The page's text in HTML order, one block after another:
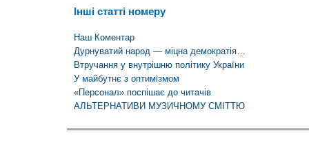
Інші статті номеру
Наш Коментар
Дурнуватий народ — міцна демократія…
Втручання у внутрішню політику України
У майбутнє з оптимізмом
«Персонал» поспішає до читачів
АЛЬТЕРНАТИВИ МУЗИЧНОМУ СМІТТЮ